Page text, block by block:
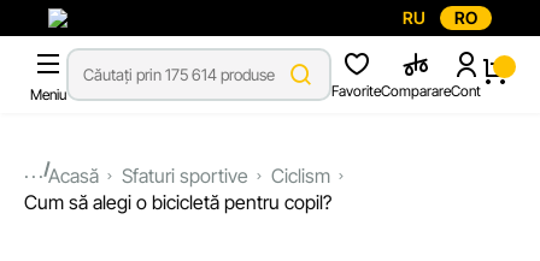
RU RO
Meniu FavoriteComparareCont
...Acasă Sfaturi sportive
Ciclism
Cum să alegi o bicicletă pentru copil?